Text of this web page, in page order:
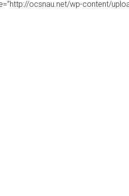
ocsnau.net/wp-content/